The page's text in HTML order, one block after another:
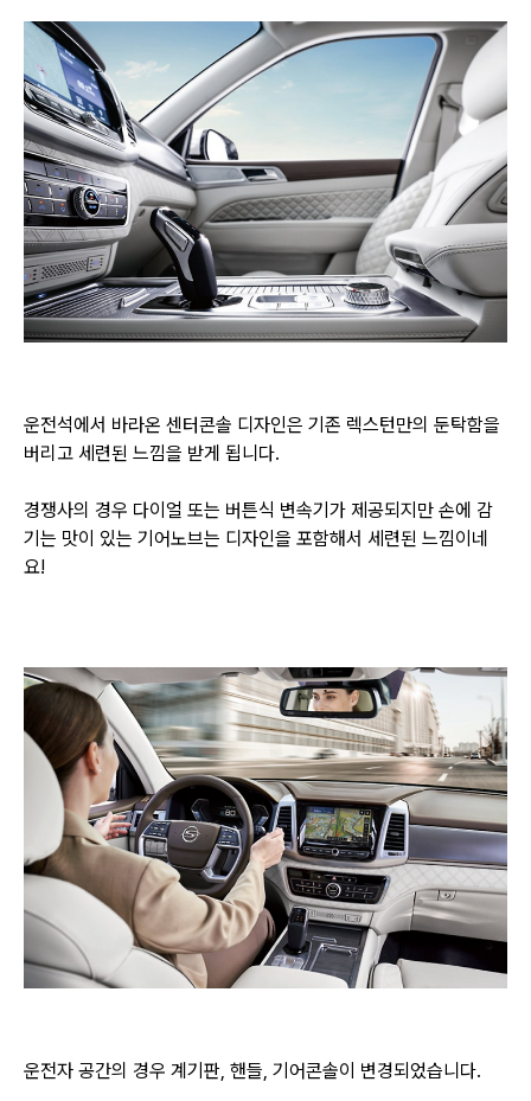
운전석에서 바라온 센터콘솔 디자인은 기존 렉스턴만의 둔탁함을
버리고 세련된 느낌을 받게 됩니다.
경쟁사의 경우 다이얼 또는 버튼식 변속기가 제공되지만 손에 감
기는 맛이 있는 기어노브는 디자인을 포함해서 세련된 느낌이네
요!
운전자 공간의 경우 계기판, 핸들, 기어콘솔이 변경되었습니다.